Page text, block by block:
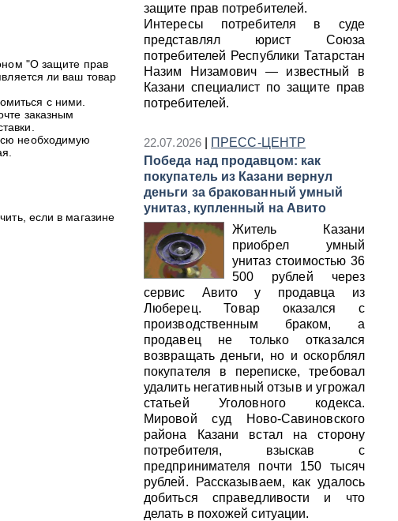
защите прав потребителей.
Интересы потребителя в суде
представлял юрист Союза
потребителей Республики Татарстан
Назим Низамович — известный в
Казани специалист по защите прав
потребителей.
22.07.2026|
ПРЕСС-ЦЕНТР
Победа над продавцом: как
покупатель из Казани вернул
деньги за бракованный умный
унитаз, купленный на Авито
Житель Казани
приобрел умный
унитаз стоимостью 36
500 рублей через
сервис Авито у продавца из
Люберец. Товар оказался с
производственным браком, а
продавец не только отказался
возвращать деньги, но и оскорблял
покупателя в переписке, требовал
удалить негативный отзыв и угрожал
статьей Уголовного кодекса.
Мировой суд Ново-Савиновского
района Казани встал на сторону
потребителя, взыскав с
предпринимателя почти 150 тысяч
рублей. Рассказываем, как удалось
добиться справедливости и что
делать в похожей ситуации.
"О защите прав
ли ваш товар
с ними.
заказным
необходимую
если в магазине